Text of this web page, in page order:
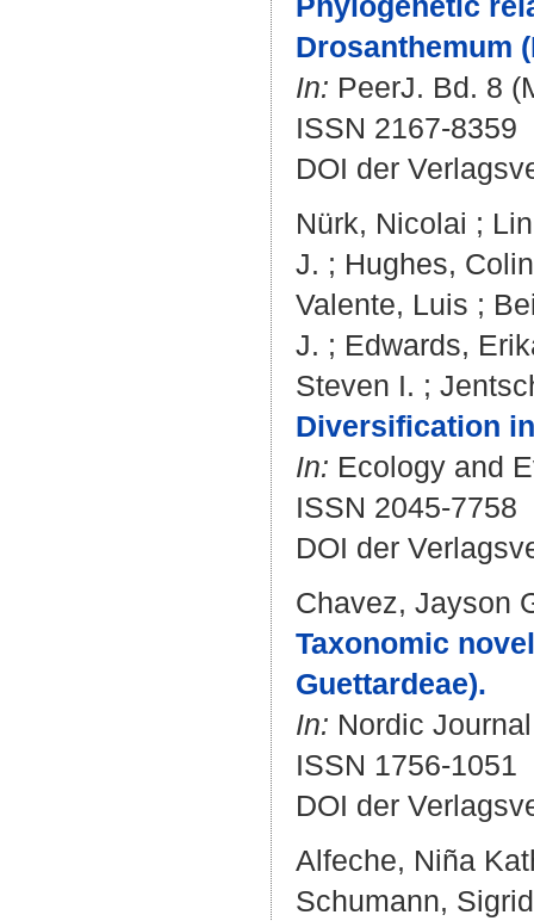
Drosanthemum
In: PeerJ. Bd. 8
ISSN 2167-8359
DOI der
Nürk, Nicolai ;
J. ; Hughes,
Valente, Luis ;
J. ; Edwards,
Steven I. ;
Diversification
In: Ecology and
ISSN 2045-7758
DOI der
Chavez, Jayson
Taxonomic
Guettardeae).
In: Nordic
ISSN 1756-1051
DOI der
Alfeche, Niña
Schumann, Sigrid